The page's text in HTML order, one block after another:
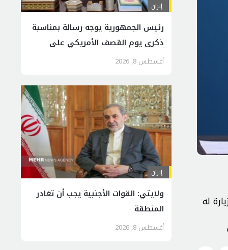
له
إيران
رئیس الجمهوریة يوجه رسالة بمناسبة
ذكرى يوم القصف الأمريكي على
هيروشيما وناغازاكي
أغسطس 8, 2026
إيران
ولايتي: القوات الأجنبية يجب أن تغادر
المنطقة
أغسطس 8, 2026